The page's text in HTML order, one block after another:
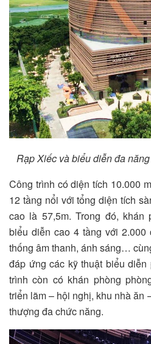
Rạp Xiếc và biểu diễn đa
Công trình có diện tích 10.000
12 tầng nổi với tổng diện tích
cao là 57,5m. Trong đó, khán
biểu diễn cao 4 tầng với
thống âm thanh, ánh sáng…
đáp ứng các kỹ thuật biểu
trình còn có khán phòng
triển lãm – hội nghị, khu nhà ăn
thượng đa chức năng.